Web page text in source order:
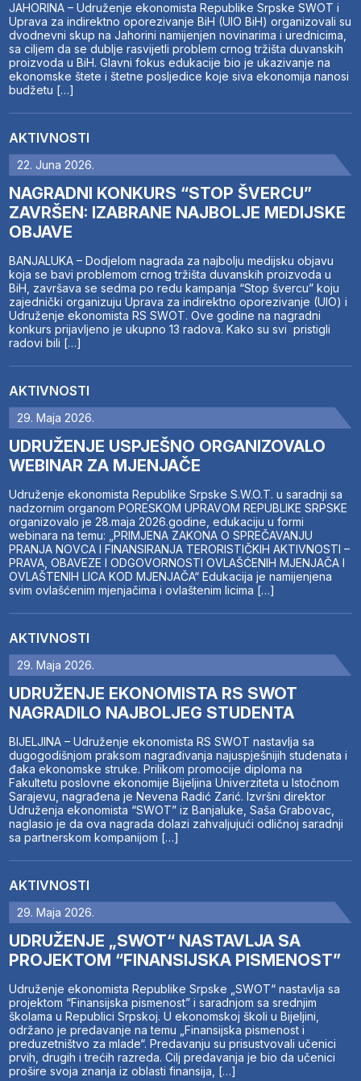
JAHORINA – Udruženje ekonomista Republike Srpske SWOT i
Uprava za indirektno oporezivanje BiH (UIO BiH) organizovali su
dvodnevni skup na Jahorini namijenjen novinarima i urednicima,
sa ciljem da se dublje rasvijetli problem crnog tržišta duvanskih
proizvoda u BiH. Glavni fokus edukacije bio je ukazivanje na
ekonomske štete i štetne posljedice koje siva ekonomija nanosi
budžetu […]
AKTIVNOSTI
22. Juna 2026.
NAGRADNI KONKURS “STOP ŠVERCU”
ZAVRŠEN: IZABRANE NAJBOLJE MEDIJSKE
OBJAVE
BANJALUKA – Dodjelom nagrada za najbolju medijsku objavu
koja se bavi problemom crnog tržišta duvanskih proizvoda u
BiH, završava se sedma po redu kampanja “Stop švercu” koju
zajednički organizuju Uprava za indirektno oporezivanje (UIO) i
Udruženje ekonomista RS SWOT. Ove godine na nagradni
konkurs prijavljeno je ukupno 13 radova. Kako su svi pristigli
radovi bili […]
AKTIVNOSTI
29. Maja 2026.
UDRUŽENJE USPJEŠNO ORGANIZOVALO
WEBINAR ZA MJENJAČE
Udruženje ekonomista Republike Srpske S.W.O.T. u saradnji sa
nadzornim organom PORESKOM UPRAVOM REPUBLIKE SRPSKE
organizovalo je 28.maja 2026.godine, edukaciju u formi
webinara na temu: „PRIMJENA ZAKONA O SPREČAVANJU
PRANJA NOVCA I FINANSIRANJA TERORISTIČKIH AKTIVNOSTI –
PRAVA, OBAVEZE I ODGOVORNOSTI OVLAŠĆENIH MJENJAČA I
OVLAŠTENIH LICA KOD MJENJAČA“ Edukacija je namijenjena
svim ovlašćenim mjenjačima i ovlaštenim licima […]
AKTIVNOSTI
29. Maja 2026.
UDRUŽENJE EKONOMISTA RS SWOT
NAGRADILO NAJBOLJEG STUDENTA
BIJELJINA – Udruženje ekonomista RS SWOT nastavlja sa
dugogodišnjom praksom nagrađivanja najuspješnijih studenata i
đaka ekonomske struke. Prilikom promocije diploma na
Fakultetu poslovne ekonomije Bijeljina Univerziteta u Istočnom
Sarajevu, nagrađena je Nevena Radić Zarić. Izvršni direktor
Udruženja ekonomista “SWOT” iz Banjaluke, Saša Grabovac,
naglasio je da ova nagrada dolazi zahvaljujući odličnoj saradnji
sa partnerskom kompanijom […]
AKTIVNOSTI
29. Maja 2026.
UDRUŽENJE „SWOT“ NASTAVLJA SA
PROJEKTOM “FINANSIJSKA PISMENOST”
Udruženje ekonomista Republike Srpske „SWOT“ nastavlja sa
projektom “Finansijska pismenost” i saradnjom sa srednjim
školama u Republici Srpskoj. U ekonomskoj školi u Bijeljini,
održano je predavanje na temu „Finansijska pismenost i
preduzetništvo za mlade“. Predavanju su prisustvovali učenici
prvih, drugih i trećih razreda. Cilj predavanja je bio da učenici
prošire svoja znanja iz oblasti finansija, […]